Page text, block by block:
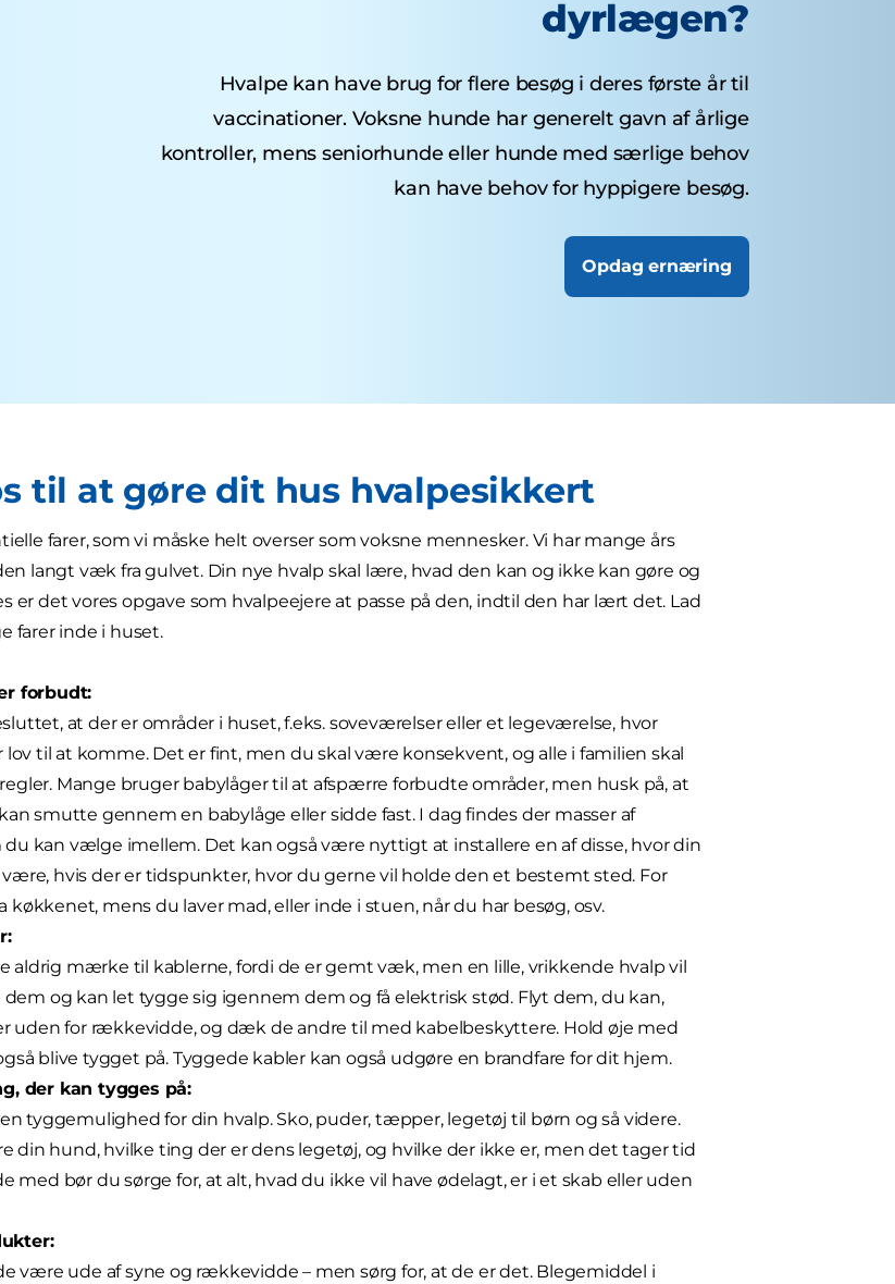
dyrlægen?
Hvalpe kan have brug for flere besøg i deres første år til
vaccinationer. Voksne hunde har generelt gavn af årlige
kontroller, mens seniorhunde eller hunde med særlige behov
kan have behov for hyppigere besøg.
Opdag ernæring
til at gøre dit hus hvalpesikkert
farer, som vi måske helt overser som voksne mennesker. Vi har mange års
langt væk fra gulvet. Din nye hvalp skal lære, hvad den kan og ikke kan gøre og
er det vores opgave som hvalpeejere at passe på den, indtil den har lært det. Lad
farer inde i huset.
forbudt:
at der er områder i huset, f.eks. soveværelser eller et legeværelse, hvor
lov til at komme. Det er fint, men du skal være konsekvent, og alle i familien skal
Mange bruger babylåger til at afspærre forbudte områder, men husk på, at
smutte gennem en babylåge eller sidde fast. I dag findes der masser af
du kan vælge imellem. Det kan også være nyttigt at installere en af disse, hvor din
være, hvis der er tidspunkter, hvor du gerne vil holde den et bestemt sted. For
mens du laver mad, eller inde i stuen, når du har besøg, osv.
aldrig mærke til kablerne, fordi de er gemt væk, men en lille, vrikkende hvalp vil
og kan let tygge sig igennem dem og få elektrisk stød. Flyt dem, du kan,
uden for rækkevidde, og dæk de andre til med kabelbeskyttere. Hold øje med
blive tygget på. Tyggede kabler kan også udgøre en brandfare for dit hjem.
der kan tygges på:
tyggemulighed for din hvalp. Sko, puder, tæpper, legetøj til børn og så videre.
din hund, hvilke ting der er dens legetøj, og hvilke der ikke er, men det tager tid
med bør du sørge for, at alt, hvad du ikke vil have ødelagt, er i et skab eller uden
være ude af syne og rækkevidde – men sørg for, at de er det. Blegemiddel i